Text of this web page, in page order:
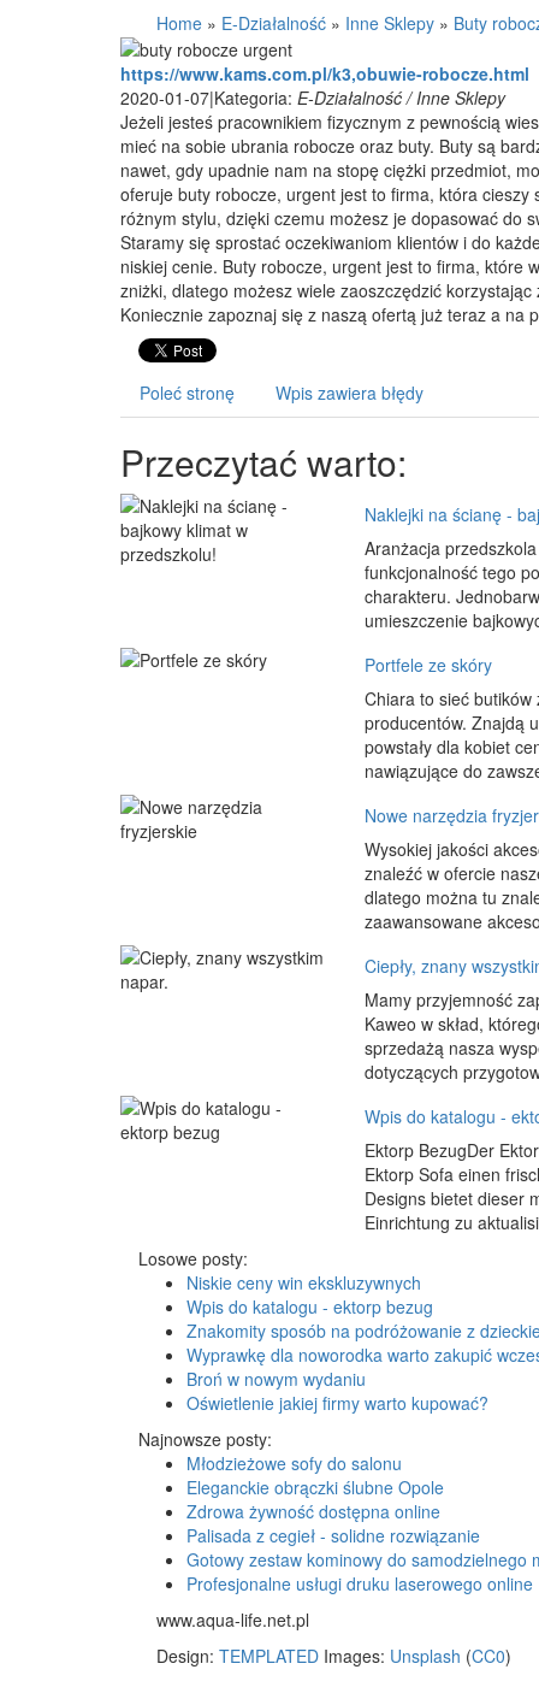
Home » E-Działalność » Inne Sklepy » Buty
https://www.kams.com.pl/k3,obuwie-robocze.html
2020-01-07|Kategoria: E-Działalność / Inne Sklepy
Jeżeli jesteś pracownikiem fizycznym z pewnością
mieć na sobie ubrania robocze oraz buty. Buty są
nawet, gdy upadnie nam na stopę ciężki przedmiot,
oferuje buty robocze, urgent jest to firma, która
różnym stylu, dzięki czemu możesz je dopasować do
Staramy się sprostać oczekiwaniom klientów i do
niskiej cenie. Buty robocze, urgent jest to firma, które
zniżki, dlatego możesz wiele zaoszczędzić
Koniecznie zapoznaj się z naszą ofertą już teraz a na
Poleć stronę Wpis zawiera błędy
Przeczytać warto:
Naklejki na ścianę -
Aranżacja
funkcjonalność tego
charakteru.
umieszczenie
Portfele ze skóry
Chiara to sieć
producentów. Znajdą
powstały dla kobiet
nawiązujące do
Nowe narzędzia
Wysokiej jakości
znaleźć w ofercie
dlatego można tu
zaawansowane
Ciepły, znany
Mamy przyjemność
Kaweo w skład,
sprzedażą nasza
dotyczących
Wpis do katalogu -
Ektorp BezugDer
Ektorp Sofa einen
Designs bietet dieser
Einrichtung zu
Losowe posty:
Niskie ceny win ekskluzywnych
Wpis do katalogu - ektorp bezug
Znakomity sposób na podróżowanie z
Wyprawkę dla noworodka warto zakupić
Broń w nowym wydaniu
Oświetlenie jakiej firmy warto kupować?
Najnowsze posty:
Młodzieżowe sofy do salonu
Eleganckie obrączki ślubne Opole
Zdrowa żywność dostępna online
Palisada z cegieł - solidne rozwiązanie
Gotowy zestaw kominowy do samodzielnego
Profesjonalne usługi druku laserowego online
www.aqua-life.net.pl
Design: TEMPLATED Images: Unsplash (CC0)